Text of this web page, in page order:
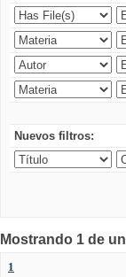
Nuevos filtros:
Mostrando 1 de
1